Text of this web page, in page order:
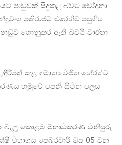
පාඩුවක් සිදුකළ බවට චෝදනා
පතිරාජට එරෙහිව පසුගිය
ගොනුකර ඇති බවයි වාර්තා
කළ අමාත්‍ය විජිත හේරත්ට
හමුවේ පෙනී සිටින ලෙස
බැලූ කොළඹ මහාධිකරණ විනිසුරු
විභාගය පෙබරවාරි මස 05 වන